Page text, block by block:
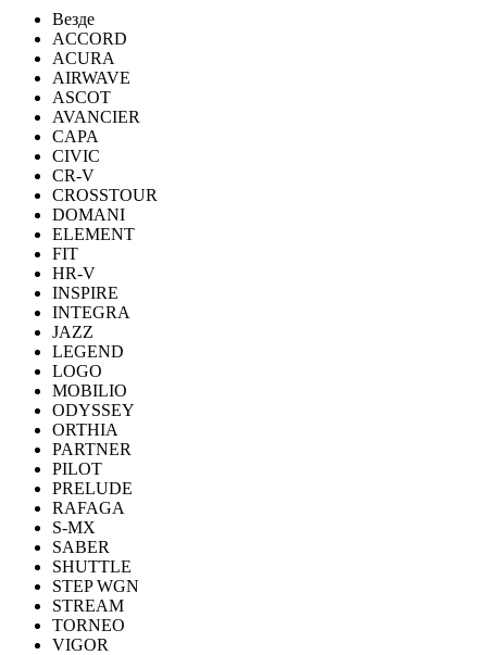
Везде
ACCORD
ACURA
AIRWAVE
ASCOT
AVANCIER
CAPA
CIVIC
CR-V
CROSSTOUR
DOMANI
ELEMENT
FIT
HR-V
INSPIRE
INTEGRA
JAZZ
LEGEND
LOGO
MOBILIO
ODYSSEY
ORTHIA
PARTNER
PILOT
PRELUDE
RAFAGA
S-MX
SABER
SHUTTLE
STEP WGN
STREAM
TORNEO
VIGOR